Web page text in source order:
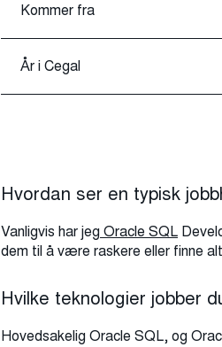
Kommer fra
År i Cegal
Hvordan ser en typisk
Vanligvis har jeg Oracle SQL
dem til å være raskere eller finne
Hvilke teknologier jobber
Hovedsakelig Oracle SQL, og